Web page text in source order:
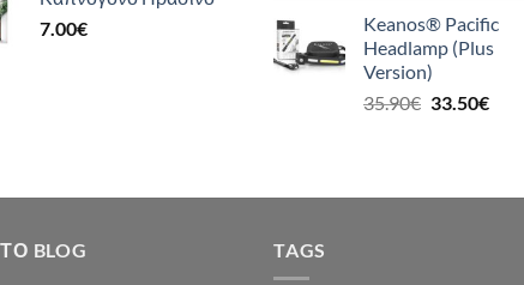
7.00€
was:
21.90€.
τιμή
είναι:
Keanos® Pacific
Headlamp (Plus
Version)
35.90€ Original
33.50€Η
BLOG TAGS